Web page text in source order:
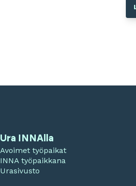
Ura INNAlla
Avoimet työpaikat
INNA työpaikkana
Urasivusto